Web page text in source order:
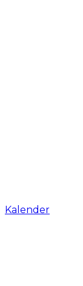
Kalender